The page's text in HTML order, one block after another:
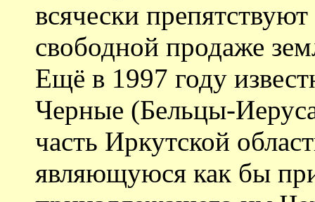
всячески
свободной продаже
Ещё в 1997 году
Черные (Бельцы-
часть Иркутской
являющуюся как бы